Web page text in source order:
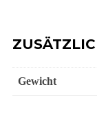
Gewicht